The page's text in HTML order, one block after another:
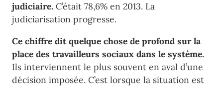
judiciaire. C’était 78,6% en 2013. La
judiciarisation progresse.
Ce chiffre dit quelque chose de profond sur la
place des travailleurs sociaux dans le système.
Ils interviennent le plus souvent en aval d’une
décision imposée. C’est lorsque la situation est